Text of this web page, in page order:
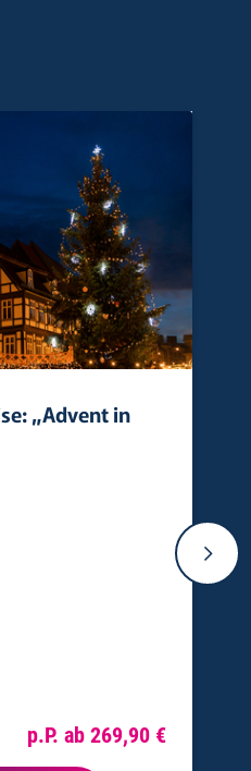
„Advent in
p.P. ab 269,90 €